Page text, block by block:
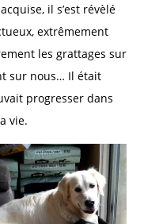
il s’est révèlé
extrêmement
les grattages sur
sur nous… Il était
progresser dans
vie.